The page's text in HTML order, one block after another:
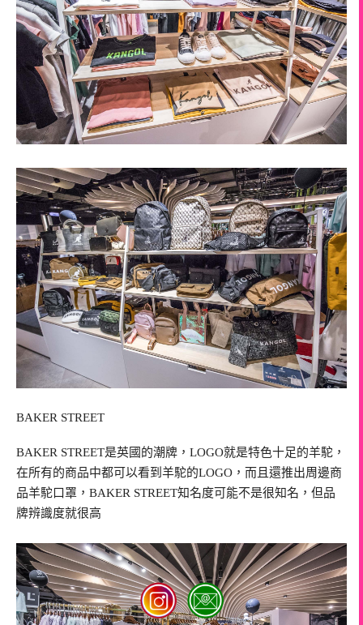
BAKER STREET
BAKER STREET是英國的潮牌，LOGO就是特色十足的羊駝，
在所有的商品中都可以看到羊駝的LOGO，而且還推出周邊商
品羊駝口罩，BAKER STREET知名度可能不是很知名，但品
牌辨識度就很高